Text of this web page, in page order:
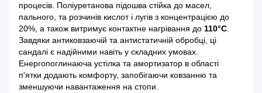
процесів. Поліуретанова підошва стійка до масел,
пального, та розчинів кислот і лугів з концентрацією до
20%, а також витримує контактне нагрівання до 110°C
Завдяки антиковзаючій та антистатичній обробці, ці
сандалі є надійними навіть у складних умовах.
Енергопоглинаюча устілка та амортизатор в області
п'ятки додають комфорту, запобігаючи ковзанню та
зменшуючи навантаження на стопи.